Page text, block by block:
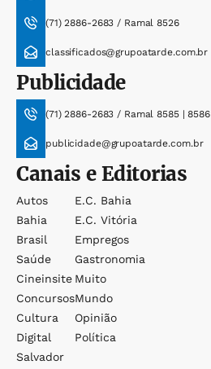
(71) 2886-2683 / Ramal 8526
classificados@grupoatarde.com.br
Publicidade
(71) 2886-2683 / Ramal 8585 | 8586
publicidade@grupoatarde.com.br
Canais e Editorias
Autos
Bahia
Brasil
Saúde
Cineinsite
Concursos
Cultura
Digital
Salvador
E.c. Bahia
E.c. Vitória
Empregos
Gastronomia
Muito
Mundo
Opinião
Política